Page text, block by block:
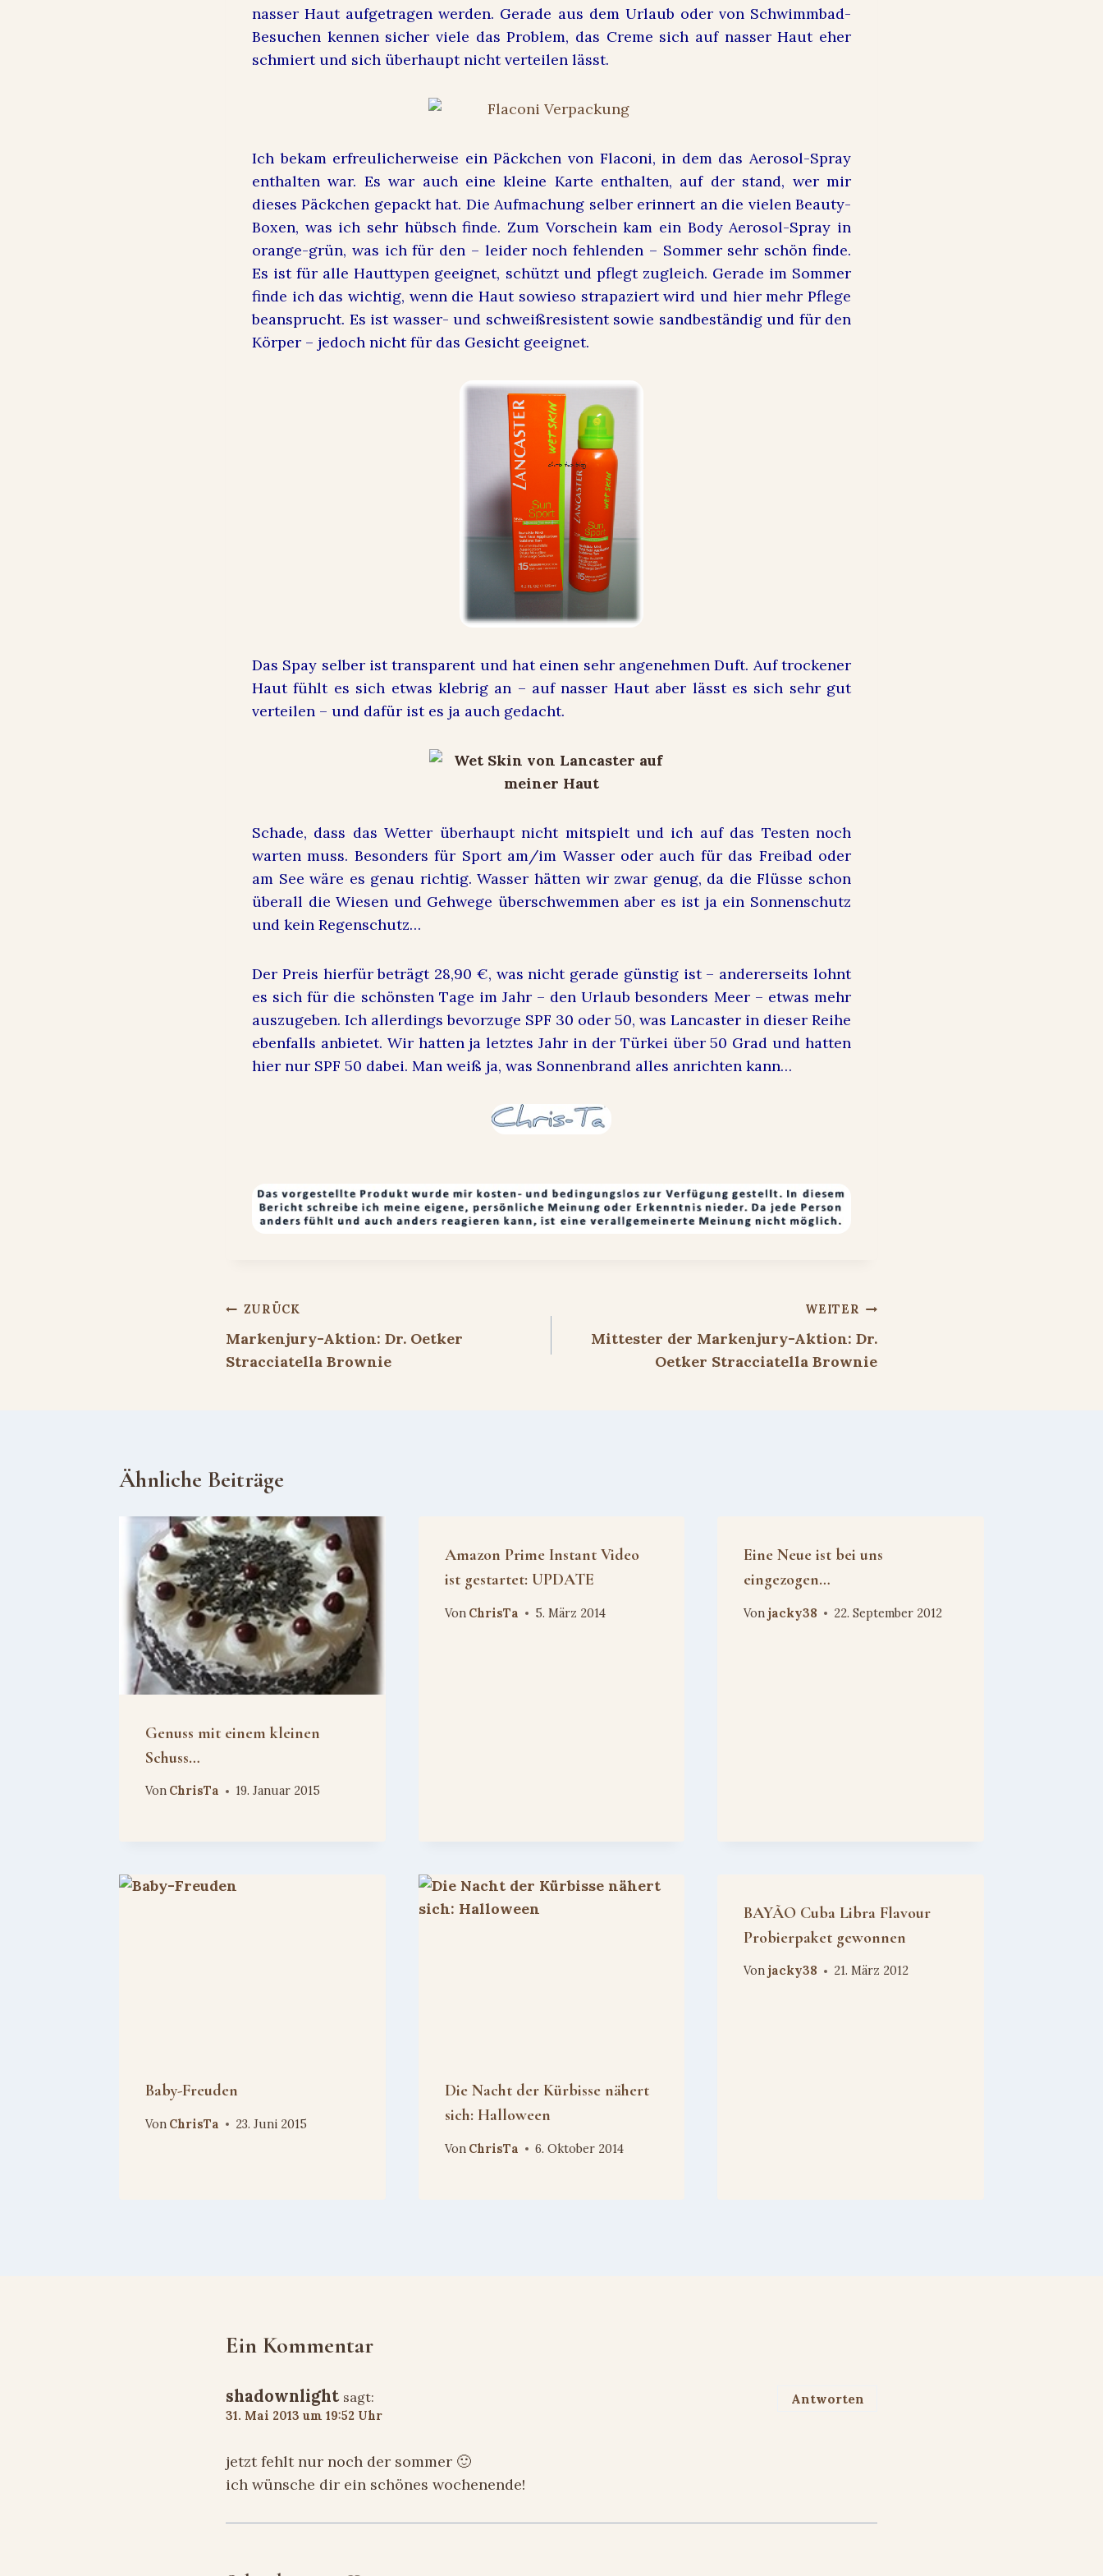
nasser Haut aufgetragen werden. Gerade aus dem Urlaub oder von Schwimmbad-
Besuchen kennen sicher viele das Problem, das Creme sich auf nasser Haut eher
schmiert und sich überhaupt nicht verteilen lässt.
Ich bekam erfreulicherweise ein Päckchen von Flaconi, in dem das Aerosol-Spray
enthalten war. Es war auch eine kleine Karte enthalten, auf der stand, wer mir
dieses Päckchen gepackt hat. Die Aufmachung selber erinnert an die vielen Beauty-
Boxen, was ich sehr hübsch finde. Zum Vorschein kam ein Body Aerosol-Spray in
orange-grün, was ich für den – leider noch fehlenden – Sommer sehr schön finde.
Es ist für alle Hauttypen geeignet, schützt und pflegt zugleich. Gerade im Sommer
finde ich das wichtig, wenn die Haut sowieso strapaziert wird und hier mehr Pflege
beansprucht. Es ist wasser- und schweißresistent sowie sandbeständig und für den
Körper – jedoch nicht für das Gesicht geeignet.
Das Spay selber ist transparent und hat einen sehr angenehmen Duft. Auf trockener
Haut fühlt es sich etwas klebrig an – auf nasser Haut aber lässt es sich sehr gut
verteilen – und dafür ist es ja auch gedacht.
Schade, dass das Wetter überhaupt nicht mitspielt und ich auf das Testen noch
warten muss. Besonders für Sport am/im Wasser oder auch für das Freibad oder
am See wäre es genau richtig. Wasser hätten wir zwar genug, da die Flüsse schon
überall die Wiesen und Gehwege überschwemmen aber es ist ja ein Sonnenschutz
und kein Regenschutz…
Der Preis hierfür beträgt 28,90 €, was nicht gerade günstig ist – andererseits lohnt
es sich für die schönsten Tage im Jahr – den Urlaub besonders Meer – etwas mehr
auszugeben. Ich allerdings bevorzuge SPF 30 oder 50, was Lancaster in dieser Reihe
ebenfalls anbietet. Wir hatten ja letztes Jahr in der Türkei über 50 Grad und hatten
hier nur SPF 50 dabei. Man weiß ja, was Sonnenbrand alles anrichten kann…
Beitragsnavigation
ZURÜCK
Markenjury-Aktion: Dr. Oetker
Stracciatella Brownie
WEITER
Mittester der Markenjury-Aktion: Dr.
Oetker Stracciatella Brownie
Ähnliche Beiträge
Genuss mit einem kleinen
Schuss…
Von ChrisTa 19. Januar 2015
Amazon Prime Instant Video
ist gestartet: UPDATE
Von ChrisTa 5. März 2014
Eine Neue ist bei uns
eingezogen…
Von jacky38 22. September 2012
Baby-Freuden
Von ChrisTa 23. Juni 2015
Die Nacht der Kürbisse nähert
sich: Halloween
Von ChrisTa 6. Oktober 2014
BAYÃO Cuba Libra Flavour
Probierpaket gewonnen
Von jacky38 21. März 2012
Ein Kommentar
shadownlight sagt:
31. Mai 2013 um 19:52 Uhr
jetzt fehlt nur noch der sommer 🙂
ich wünsche dir ein schönes wochenende!
Antworten